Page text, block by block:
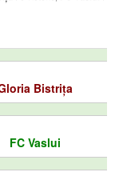
Bistrița
FC Vaslui